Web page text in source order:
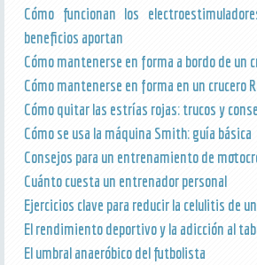
Cómo funcionan los
beneficios aportan
Cómo mantenerse en forma a bordo de un
Cómo mantenerse en forma en un crucero
Cómo quitar las estrías rojas: trucos y
Cómo se usa la máquina Smith: guía básica
Consejos para un entrenamiento de
Cuánto cuesta un entrenador personal
Ejercicios clave para reducir la celulitis de
El rendimiento deportivo y la adicción al
El umbral anaeróbico del futbolista